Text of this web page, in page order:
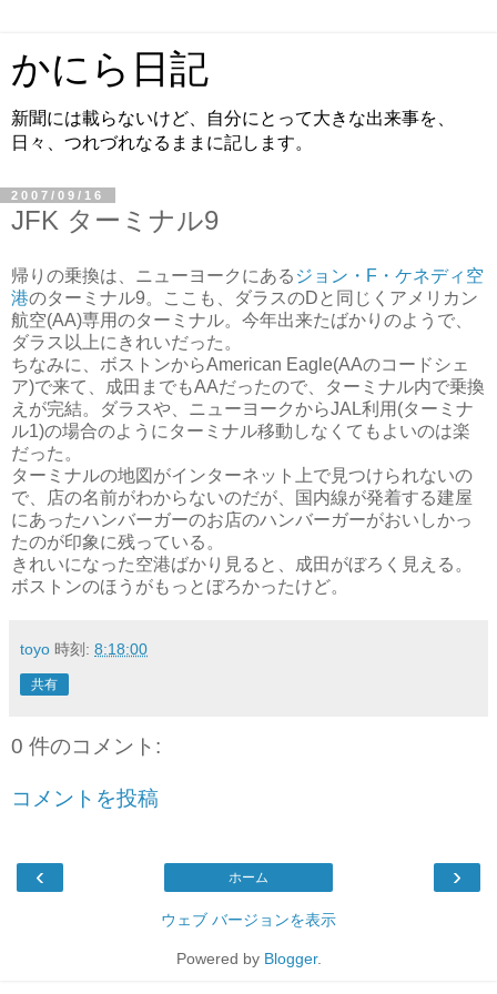
かにら日記
新聞には載らないけど、自分にとって大きな出来事を、
日々、つれづれなるままに記します。
2007/09/16
JFK ターミナル9
帰りの乗換は、ニューヨークにある ジョン・F・ケネディ空
港のターミナル9。ここも、ダラスのDと同じくアメリカン
航空(AA)専用のターミナル。今年出来たばかりのようで、
ダラス以上にきれいだった。
ちなみに、ボストンからAmerican Eagle(AAのコードシェ
ア)で来て、成田までもAAだったので、ターミナル内で乗換
えが完結。ダラスや、ニューヨークからJAL利用(ターミナ
ル1)の場合のようにターミナル移動しなくてもよいのは楽
だった。
ターミナルの地図がインターネット上で見つけられないの
で、店の名前がわからないのだが、国内線が発着する建屋
にあったハンバーガーのお店のハンバーガーがおいしかっ
たのが印象に残っている。
きれいになった空港ばかり見ると、成田がぼろく見える。
ボストンのほうがもっとぼろかったけど。
toyo 時刻: 8:18:00
共有
0 件のコメント:
コメントを投稿
‹ ›
ホーム
ウェブ バージョンを表示
Powered by Blogger.